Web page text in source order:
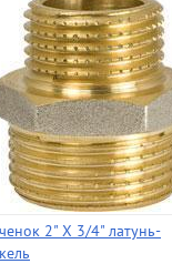
2" X 3/4" латунь-